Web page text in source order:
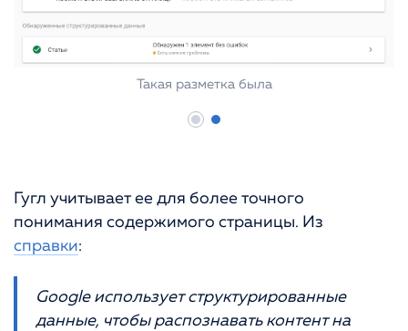
Такая разметка была
Гугл учитывает ее для более точного
понимания содержимого страницы. Из
справки:
Google использует структурированные
данные, чтобы распознавать контент на